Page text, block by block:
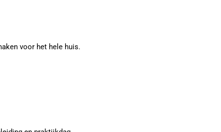
voor het hele huis.